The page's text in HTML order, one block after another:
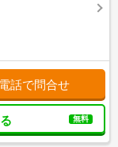
電話で問合せ
無料